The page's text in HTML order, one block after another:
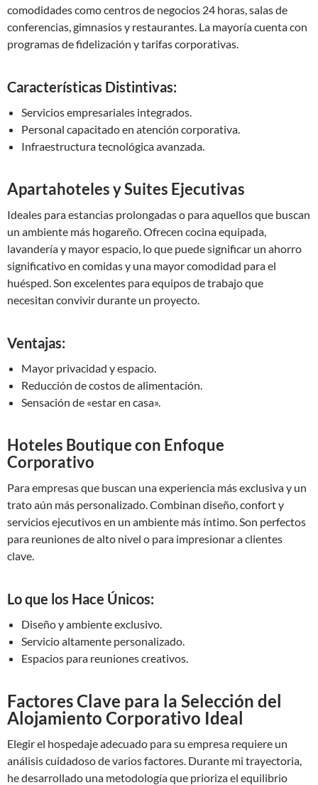
comodidades como centros de negocios 24 horas, salas de
conferencias, gimnasios y restaurantes. La mayoría cuenta con
programas de fidelización y tarifas corporativas.
Características Distintivas:
Servicios empresariales integrados.
Personal capacitado en atención corporativa.
Infraestructura tecnológica avanzada.
Apartahoteles y Suites Ejecutivas
Ideales para estancias prolongadas o para aquellos que buscan
un ambiente más hogareño. Ofrecen cocina equipada,
lavandería y mayor espacio, lo que puede significar un ahorro
significativo en comidas y una mayor comodidad para el
huésped. Son excelentes para equipos de trabajo que
necesitan convivir durante un proyecto.
Ventajas:
Mayor privacidad y espacio.
Reducción de costos de alimentación.
Sensación de «estar en casa».
Hoteles Boutique con Enfoque
Corporativo
Para empresas que buscan una experiencia más exclusiva y un
trato aún más personalizado. Combinan diseño, confort y
servicios ejecutivos en un ambiente más íntimo. Son perfectos
para reuniones de alto nivel o para impresionar a clientes
clave.
Lo que los Hace Únicos:
Diseño y ambiente exclusivo.
Servicio altamente personalizado.
Espacios para reuniones creativos.
Factores Clave para la Selección del
Alojamiento Corporativo Ideal
Elegir el hospedaje adecuado para su empresa requiere un
análisis cuidadoso de varios factores. Durante mi trayectoria,
he desarrollado una metodología que prioriza el equilibrio